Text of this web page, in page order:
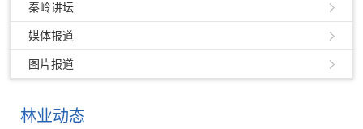
秦岭讲坛
媒体报道
图片报道
林业动态